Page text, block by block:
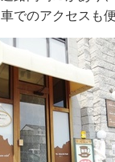
でのアクセスも便